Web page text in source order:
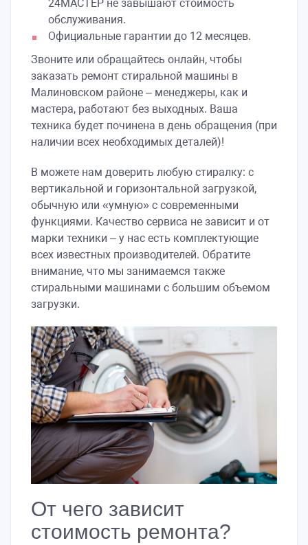
24МАСТЕР не завышают стоимость
обслуживания.
Официальные гарантии до 12 месяцев.
Звоните или обращайтесь онлайн, чтобы
заказать ремонт стиральной машины в
Малиновском районе – менеджеры, как и
мастера, работают без выходных. Ваша
техника будет починена в день обращения (при
наличии всех необходимых деталей)!
В можете нам доверить любую стиралку: с
вертикальной и горизонтальной загрузкой,
обычную или «умную» с современными
функциями. Качество сервиса не зависит и от
марки техники – у нас есть комплектующие
всех известных производителей. Обратите
внимание, что мы занимаемся также
стиральными машинами с большим объемом
загрузки.
От чего зависит
стоимость ремонта?